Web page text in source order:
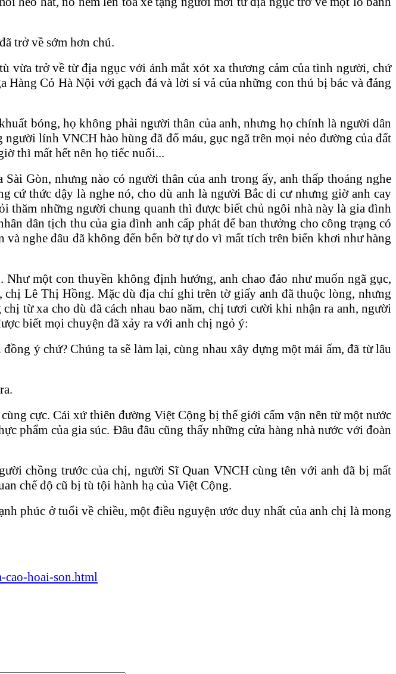
trở về sớm hơn chú.
vừa trở về từ địa ngục với ánh mắt xót xa thương cảm của tình người, chứ
Hàng Cỏ Hà Nội với gạch đá và lời sỉ vả của những con thú bị bác và đảng
bóng, họ không phải người thân của anh, nhưng họ chính là người dân
lính VNCH hào hùng đã đổ máu, gục ngã trên mọi nẻo đường của đất
thì mất hết nên họ tiếc nuối...
Gòn, nhưng nào có người thân của anh trong ấy, anh thấp thoáng nghe
cứ thức dậy là nghe nó, cho dù anh là người Bắc di cư nhưng giờ anh cay
thăm những người chung quanh thì được biết chủ ngôi nhà này là gia đình
dân tịch thu của gia đình anh cấp phát để ban thưởng cho công trạng có
nghe đâu đã không đến bến bờ tự do vì mất tích trên biển khơi như hàng
một con thuyền không định hướng, anh chao đảo như muốn ngã gục,
Lê Thị Hồng. Mặc dù địa chỉ ghi trên tờ giấy anh đã thuộc lòng, nhưng
từ xa cho dù đã cách nhau bao năm, chị tươi cười khi nhận ra anh, người
biết mọi chuyện đã xảy ra với anh chị ngỏ ý:
ý chứ? Chúng ta sẽ làm lại, cùng nhau xây dựng một mái ấm, đã từ lâu
cực. Cái xứ thiên đường Việt Cộng bị thế giới cấm vận nên từ một nước
phẩm của gia súc. Đâu đâu cũng thấy những cửa hàng nhà nước với đoàn
chồng trước của chị, người Sĩ Quan VNCH cùng tên với anh đã bị mất
chế độ cũ bị tù tội hành hạ của Việt Cộng.
phúc ở tuổi về chiều, một điều nguyện ước duy nhất của anh chị là mong
cao-hoai-son.html